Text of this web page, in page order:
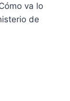
va lo
de